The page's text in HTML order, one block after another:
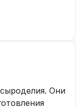
условиях.
ради
к
Они